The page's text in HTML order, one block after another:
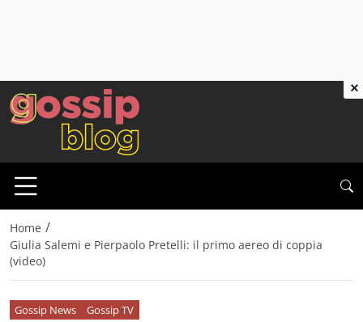
Home /
Giulia Salemi e Pierpaolo Pretelli: il primo aereo di coppia
(video)
Gossip News Gossip TV
×